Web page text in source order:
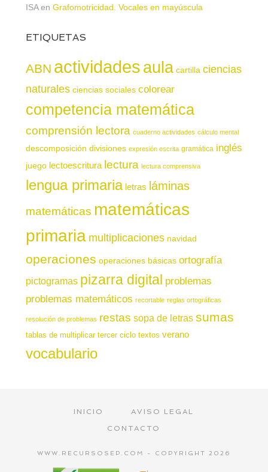
ISAen Grafomotricidad. Vocales en mayúscula
ETIQUETAS
ABN actividadesaula cartilla ciencias
naturales ciencias sociales colorear
competencia matemática
comprensión lectora cuaderno actividades cálculo mental
descomposición divisiones expresión escrita gramática inglés
juego lectoescritura lectura lectura comprensiva
lengua primaria letras láminas
matemáticas matemáticas
primaria multiplicaciones navidad
operaciones operaciones básicas ortografía
pictogramas pizarra digital problemas
problemas matemáticos recortable reglas ortográficas
resolución de problemas restas sopa de letras sumas
tablas de multiplicar tercer ciclo textos verano
vocabulario
INICIO
AVISO LEGAL
CONTACTO
WWW.RECURSOSEP.COM - COPYRIGHT 2026